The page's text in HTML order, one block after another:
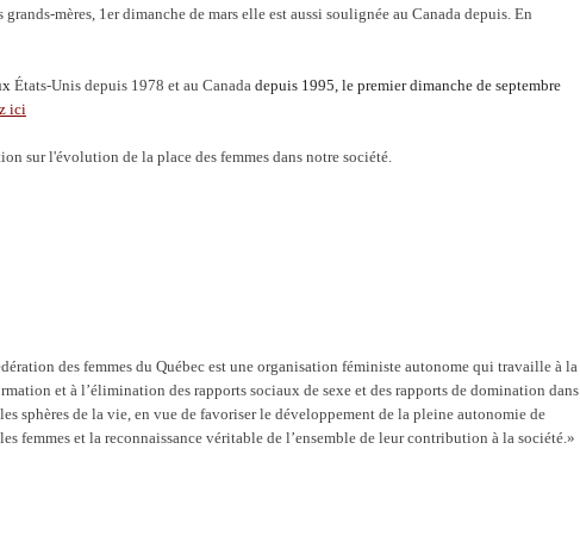
mères, 1er dimanche de mars elle est aussi soulignée au Canada depuis. En
États-Unis depuis 1978 et au Canada depuis 1995, le premier dimanche de septembre
ici
sur l'évolution de la place des femmes dans notre société.
des femmes du Québec est une organisation féministe autonome qui travaille à la
et à l’élimination des rapports sociaux de sexe et des rapports de domination dans
sphères de la vie, en vue de favoriser le développement de la pleine autonomie de
femmes et la reconnaissance véritable de l’ensemble de leur contribution à la société.»